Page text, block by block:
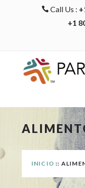
 Call Us :
+1
INICIO ::